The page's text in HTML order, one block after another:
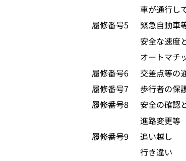
車が通行し
履修番号5
緊急自動車
安全な速度
オートマチ
履修番号6
交差点等の
履修番号7
歩行者の保
履修番号8
安全の確認
進路変更等
履修番号9
追い越し
行き違い